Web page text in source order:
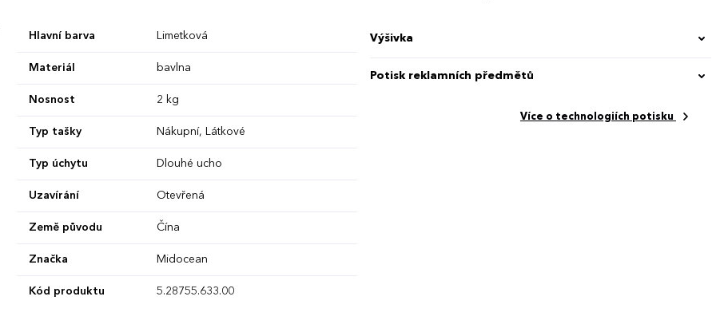
Hlavní barva Limetková
Materiál bavlna
Nosnost 2 kg
Typ tašky Nákupní, Látkové
Typ úchytu Dlouhé ucho
Uzavírání Otevřená
Země původu Čína
Značka Midocean
Kód produktu 5.28755.633.00
Výšivka
Potisk reklamních předmětů
Více o technologiích potisku